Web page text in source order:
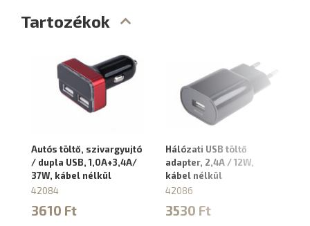
Tartozékok
Autós töltő, szivargyujtó
/ dupla USB, 1,0A+3,4A/
37W, kábel nélkül
42084
3610 Ft
Hálózati USB töltő
adapter, 2,4A / 12W,
kábel nélkül
42086
3530 Ft